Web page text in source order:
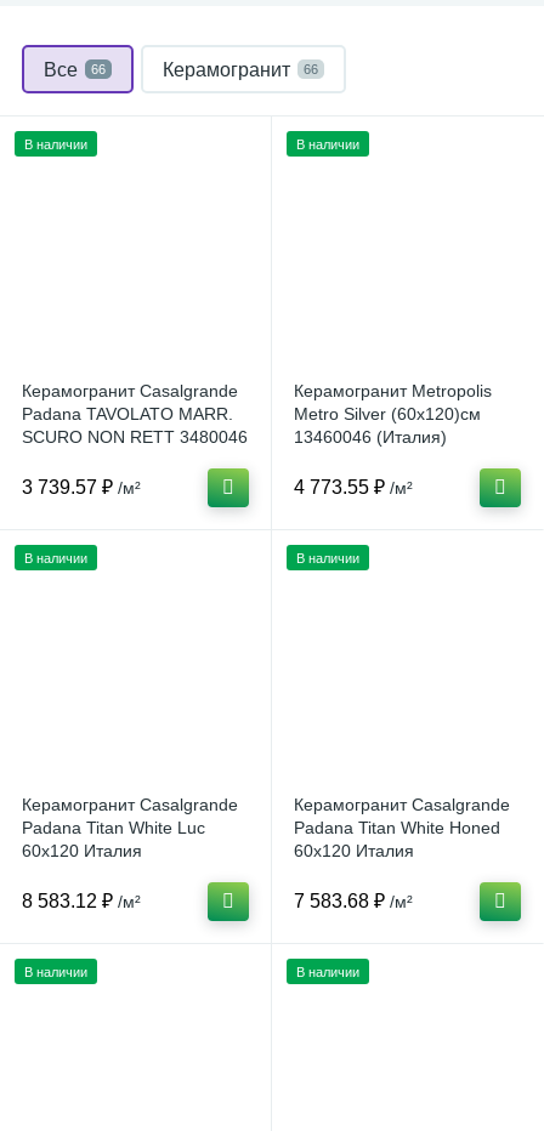
Все 66 Керамогранит 66
В наличии
Керамогранит Casalgrande
Padana TAVOLATO MARR.
SCURO NON RETT 3480046
3 739.57 ₽ /м²
В наличии
Керамогранит Metropolis
Metro Silver (60x120)см
13460046 (Италия)
4 773.55 ₽ /м²
В наличии
Керамогранит Casalgrande
Padana Titan White Luc
60x120 Италия
8 583.12 ₽ /м²
В наличии
Керамогранит Casalgrande
Padana Titan White Honed
60x120 Италия
7 583.68 ₽ /м²
В наличии В наличии